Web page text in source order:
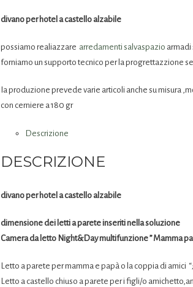
divano per hotel a castello alzabile
possiamo realiazzare arredamenti salvaspazio armadi
forniamo un supporto tecnico per la progrettazzione
Ia produzione prevede varie articoli anche su misura
con cerniere a 180 gr
Descrizione
DESCRIZIONE
divano per hotel a castello alzabile
dimensione dei letti a parete inseriti nella soluzione
Camera da letto Night&Day multifunzione ” Mamma
Letto a parete per mamma e papà o la coppia di amici
Letto a castello chiuso a parete per i figli/o